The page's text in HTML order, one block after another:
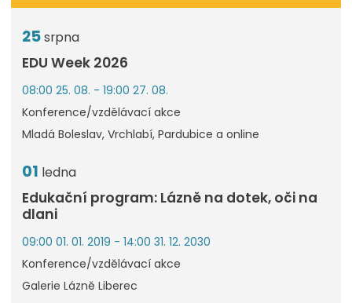
25srpna
EDU Week 2026
08:00 25. 08. - 19:00 27. 08.
Konference/vzdělávací akce
Mladá Boleslav, Vrchlabí, Pardubice a online
01 ledna
Edukační program: Lázně na dotek, oči na
dlani
09:00 01. 01. 2019 - 14:00 31. 12. 2030
Konference/vzdělávací akce
Galerie Lázně Liberec